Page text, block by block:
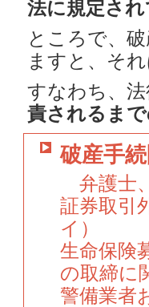
法に規定さ
ところで、
ますと、そ
すなわち、
責されるま
破産手
弁護士
証券取引
イ）
生命保険
の取締に
警備業者